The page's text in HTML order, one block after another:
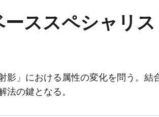
ススペシャリ
影」における属性の変化を問う。結
法の鍵となる。